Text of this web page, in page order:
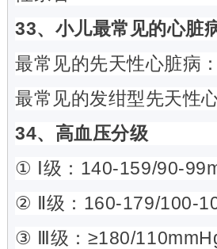
33、小儿最常见的心脏
最常见的先天性心脏病
最常见的发绀型先天性
34、高血压分级
① Ⅰ级：140-159/90-
② Ⅱ级：160-179/100-
③ Ⅲ级：≥180/